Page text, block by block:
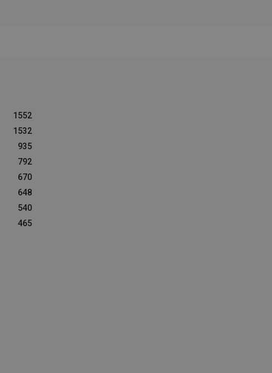
1552
1532
935
792
670
648
540
465